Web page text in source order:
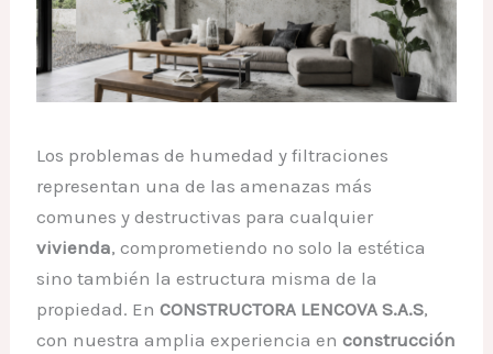
Los problemas de humedad y filtraciones
representan una de las amenazas más
comunes y destructivas para cualquier
vivienda, comprometiendo no solo la estética
sino también la estructura misma de la
propiedad. EnCONSTRUCTORA LENCOVA S.A.S,
con nuestra amplia experiencia enconstrucción